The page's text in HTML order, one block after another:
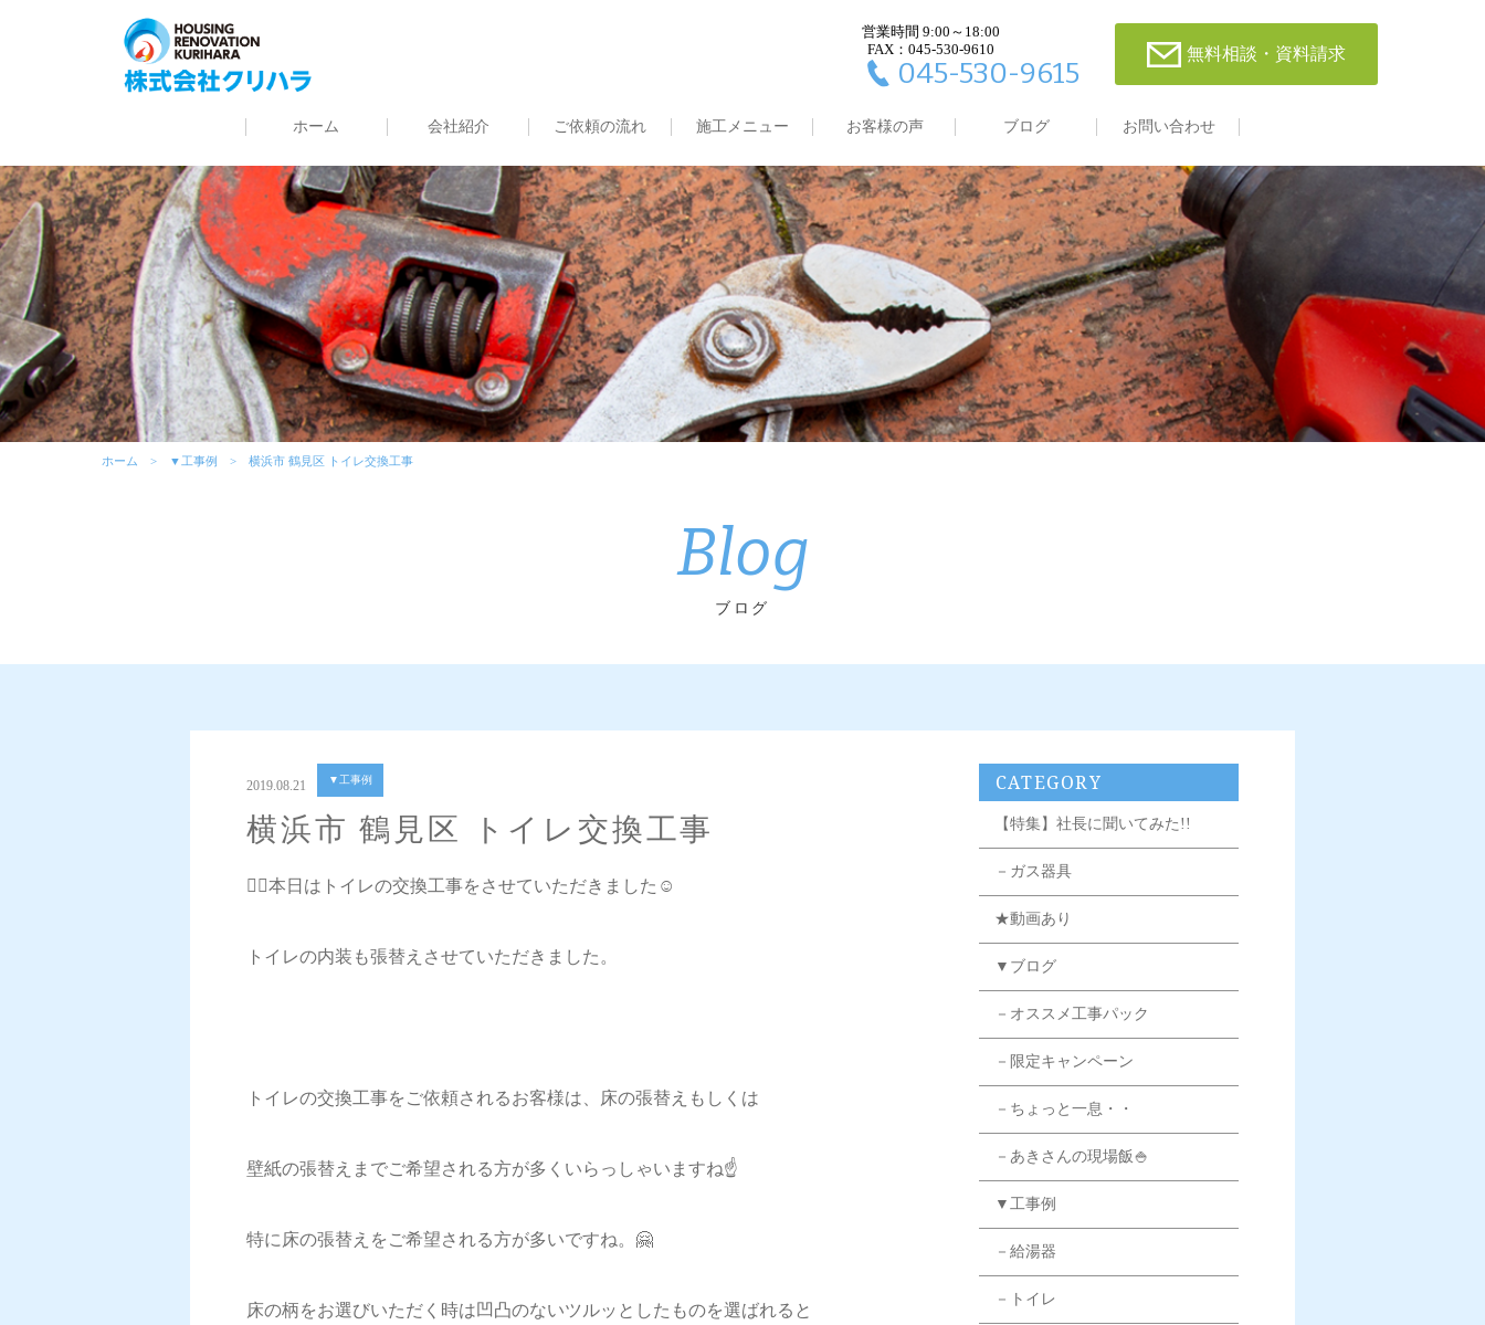
営業時間 9:00～18:00
FAX：045-530-9610
045-530-9615
無料相談・資料請求
ホーム 会社紹介 ご依頼の流れ 施工メニュー お客様の声 ブログ お問い合わせ
ホーム ▼工事例 横浜市 鶴見区 トイレ交換工事
Blog
ブログ
2019.08.21 ▼工事例
横浜市 鶴見区 トイレ交換工事
💁‍♀️本日はトイレの交換工事をさせていただきました☺️
トイレの内装も張替えさせていただきました。
トイレの交換工事をご依頼されるお客様は、床の張替えもしくは
壁紙の張替えまでご希望される方が多くいらっしゃいますね☝️
特に床の張替えをご希望される方が多いですね。🤗
床の柄をお選びいただく時は凹凸のないツルッとしたものを選ばれると
CATEGORY
【特集】社長に聞いてみた!!
－ガス器具
★動画あり
▼ブログ
－オススメ工事パック
－限定キャンペーン
－ちょっと一息・・
－あきさんの現場飯🍚
▼工事例
－給湯器
－トイレ